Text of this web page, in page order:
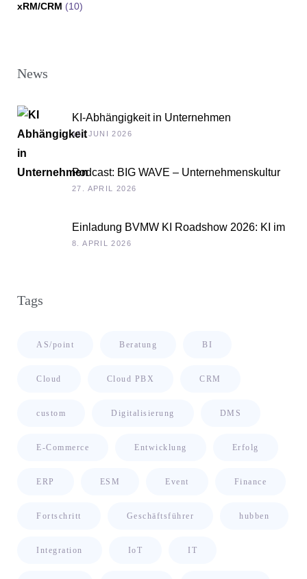
xRM/CRM (10)
News
KI-Abhängigkeit in Unternehmen
15. JUNI 2026
Podcast: BIG WAVE – Unternehmenskultur
als Chefsache
27. APRIL 2026
Einladung BVMW KI Roadshow 2026: KI im
Kontext Ihrer Unternehmensdaten
8. APRIL 2026
Tags
AS/point Beratung BI
Cloud Cloud PBX CRM
custom Digitalisierung DMS
E-Commerce Entwicklung Erfolg
ERP ESM Event Finance
Fortschritt Geschäftsführer hubben
Integration IoT IT